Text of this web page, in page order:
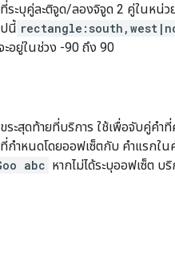
ระบุคู่ละติจูด/ลองจิจูด 2 คู่ในหน่
นี้
ะอยู่ในช่วง -90 ถึง 90
ระสุดท้ายที่บริการ ใช้เพื่อจับคู่คำ
กำหนดโดยออฟเซ็ตกับ คำแรกใ
abc หากไม่ได้ระบุออฟเซ็ต บ